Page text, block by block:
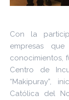
Con la
empresas
conocimientos,
Centro de
“Makipuray”,
Católica del